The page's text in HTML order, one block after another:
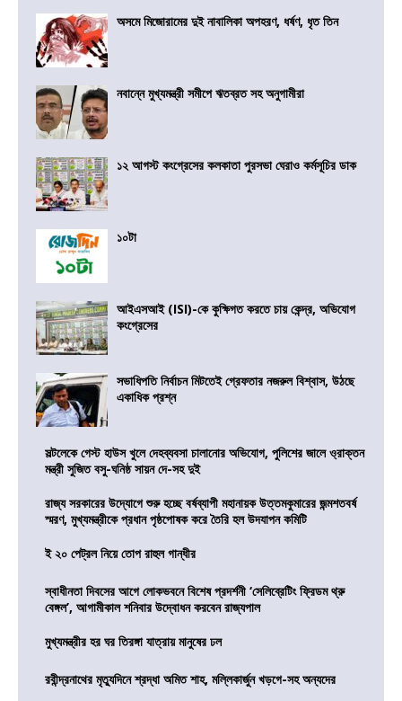
অসমে মিজোরামের দুই নাবালিকা অপহরণ, ধর্ষণ, ধৃত তিন
নবান্নে মুখ্যমন্ত্রী সমীপে ঋতব্রত সহ অনুগামীরা
১২ আগস্ট কংগ্রেসের কলকাতা পুরসভা ঘেরাও কর্মসূচির ডাক
১০টা
আইএসআই (ISI)-কে কুক্ষিগত করতে চায় কেন্দ্র, অভিযোগ
কংগ্রেসের
সভাধিপতি নির্বাচন মিটতেই গ্রেফতার নজরুল বিশ্বাস, উঠছে
একাধিক প্রশ্ন
সল্টলেকে গেস্ট হাউস খুলে দেহব্যবসা চালানোর অভিযোগ, পুলিশের জালে ও্রাক্তন
মন্ত্রী সুজিত বসু-ঘনিষ্ঠ সায়ন দে-সহ দুই
রাজ্য সরকারের উদ্যোগে শুরু হচ্ছে বর্ষব্যাপী মহানায়ক উত্তমকুমারের জন্মশতবর্ষ
স্মরণ, মুখ্যমন্ত্রীকে প্রধান পৃষ্ঠপোষক করে তৈরি হল উদযাপন কমিটি
ই ২০ পেট্রল নিয়ে তোপ রাহুল গান্ধীর
স্বাধীনতা দিবসের আগে লোকভবনে বিশেষ প্রদর্শনী ‘সেলিব্রেটিং ফ্রিডম থ্রু
বেঙ্গল’, আগামীকাল শনিবার উদ্বোধন করবেন রাজ্যপাল
মুখ্যমন্ত্রীর হর ঘর তিরঙ্গা যাত্রায় মানুষের ঢল
রবীন্দ্রনাথের মৃত্যুদিনে শ্রদ্ধা অমিত শাহ, মল্লিকার্জুন খড়গে-সহ অন্যদের